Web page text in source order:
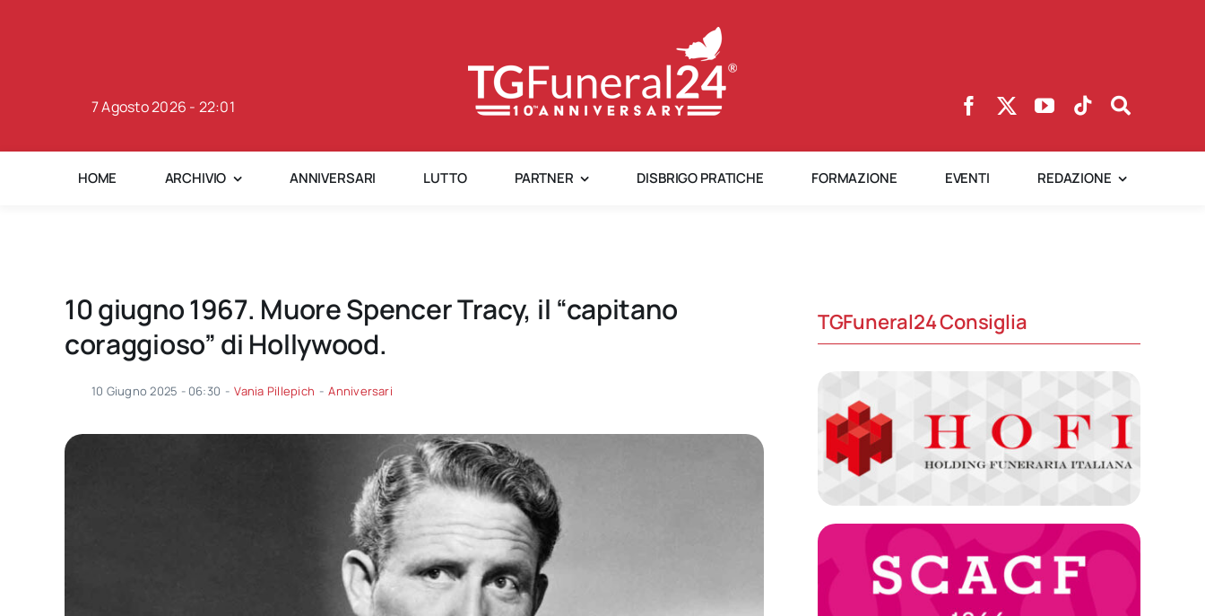
7 Agosto 2026 - 22:01
HOME ARCHIVIO ANNIVERSARI LUTTO PARTNER DISBRIGO PRATICHE FORMAZIONE EVENTI REDAZIONE
10 giugno 1967. Muore Spencer Tracy, il “capitano
coraggioso” di Hollywood.
10 Giugno 2025 - 06:30 - Vania Pillepich - Anniversari
TGFuneral24 Consiglia